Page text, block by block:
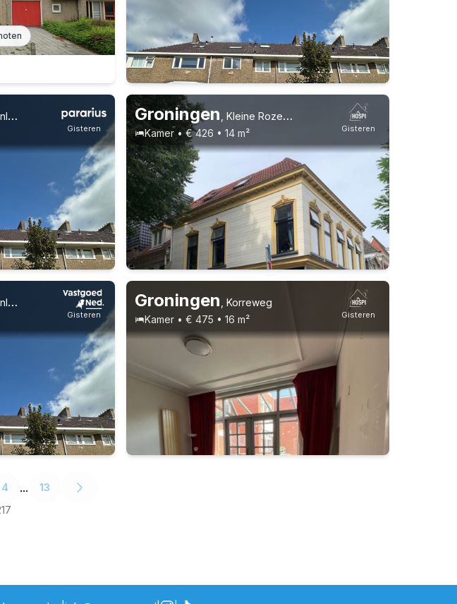
Vast contract
Gisteren Gisteren
Groningen, Kleine Rozenstraat, Hortusbuurt
Kamer • € 426 • 14 m²
Vast contract 4 huisgenoten Studenten
Gisteren Gisteren
Groningen Korreweg
Kamer • € 475 • 16 m²
4 ...
13